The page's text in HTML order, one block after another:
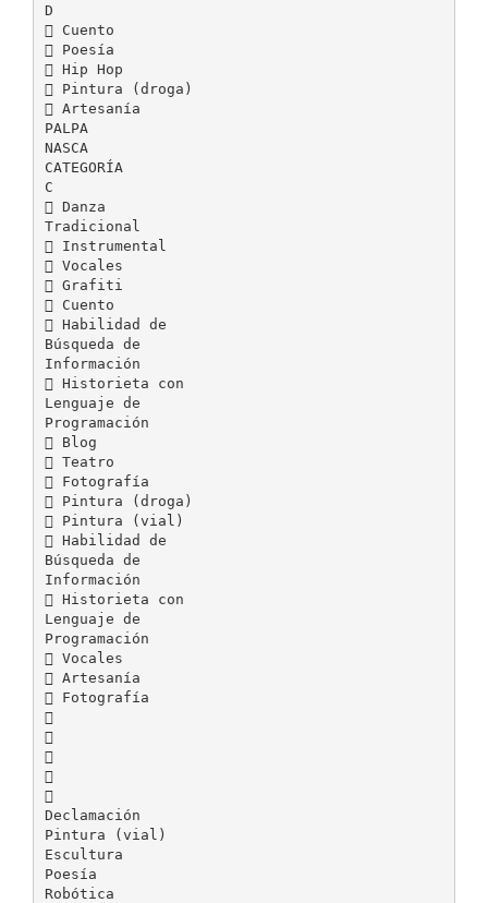
D
 Cuento
 Poesía
 Hip Hop
 Pintura (droga)
 Artesanía
PALPA
NASCA
CATEGORÍA
C
 Danza
Tradicional
 Instrumental
 Vocales
 Grafiti
 Cuento
 Habilidad de
Búsqueda de
Información
 Historieta con
Lenguaje de
Programación
 Blog
 Teatro
 Fotografía
 Pintura (droga)
 Pintura (vial)
 Habilidad de
Búsqueda de
Información
 Historieta con
Lenguaje de
Programación
 Vocales
 Artesanía
 Fotografía





Declamación
Pintura (vial)
Escultura
Poesía
Robótica